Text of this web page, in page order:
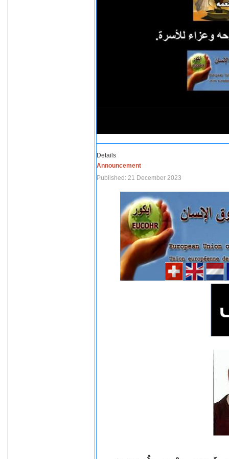
Details
Announcement
Published: 21 December 2023